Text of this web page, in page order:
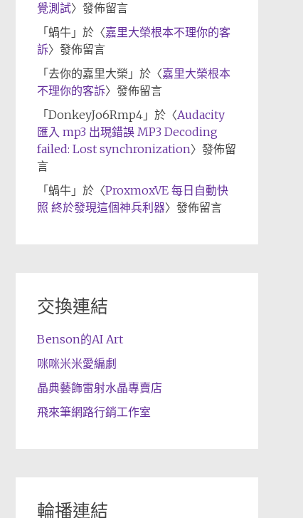
覺測試〉發佈留言
「 蝸牛」於〈嘉里大榮根本不理你的客
訴〉發佈留言
「 去你的嘉里大榮 」於〈嘉里大榮根本
不理你的客訴〉發佈留言
「 DonkeyJo6Rmp4」於〈Audacity
匯入 mp3 出現錯誤 MP3 Decoding
failed: Lost synchronization〉發佈留
言
「 蝸牛」於〈ProxmoxVE 每日自動快
照 終於發現這個神兵利器〉發佈留言
交換連結
Benson的AI Art
咪咪米米愛編劇
晶典藝飾雷射水晶專賣店
飛來筆網路行銷工作室
輪播連結